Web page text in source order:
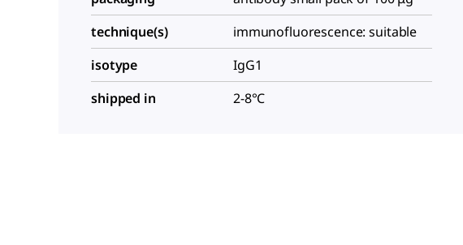
technique(s)
immunofluorescence: suitable
isotype
IgG1
shipped in
2-8°C